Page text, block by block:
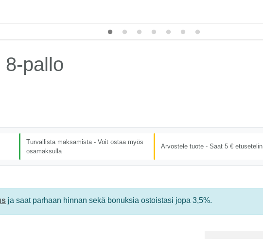
8-pallo
Turvallista maksamista - Voit ostaa myös
osamaksulla
Arvostele tuote - Saat 5 € etusetelin
ja saat parhaan hinnan sekä bonuksia ostoistasi jopa 3,5%.